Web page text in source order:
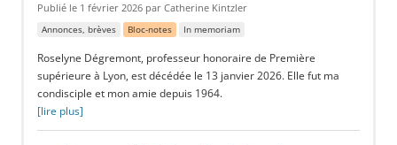
Publié le 1 février 2026 par Catherine Kintzler
Annonces, brèves Bloc-notes In memoriam
Roselyne Dégremont, professeur honoraire de Première
supérieure à Lyon, est décédée le 13 janvier 2026. Elle fut ma
condisciple et mon amie depuis 1964.
[lire plus]